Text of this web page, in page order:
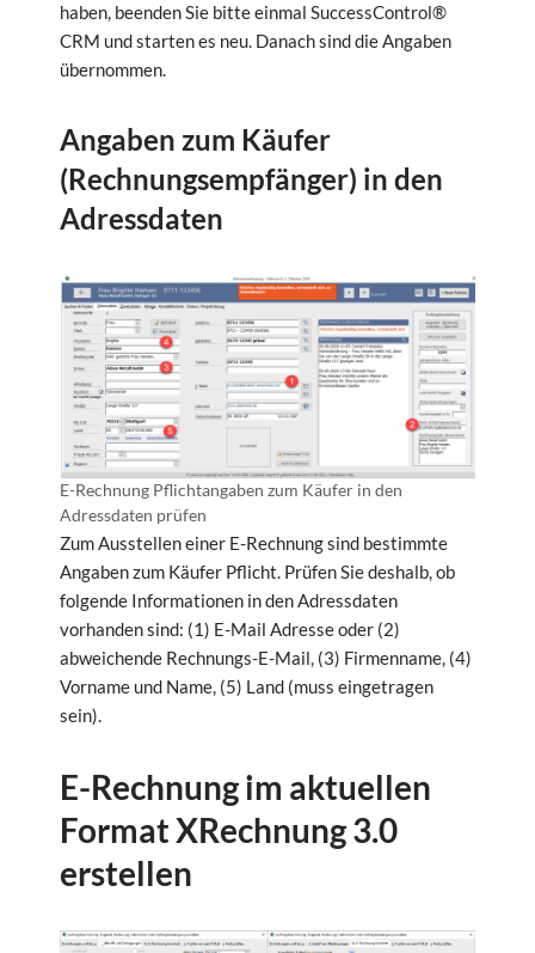
haben, beenden Sie bitte einmal SuccessControl®
CRM und starten es neu. Danach sind die Angaben
übernommen.
Angaben zum Käufer
(Rechnungsempfänger) in den
Adressdaten
E-Rechnung Pflichtangaben zum Käufer in den
Adressdaten prüfen
Zum Ausstellen einer E-Rechnung sind bestimmte
Angaben zum Käufer Pflicht. Prüfen Sie deshalb, ob
folgende Informationen in den Adressdaten
vorhanden sind: (1) E-Mail Adresse oder (2)
abweichende Rechnungs-E-Mail, (3) Firmenname, (4)
Vorname und Name, (5) Land (muss eingetragen
sein).
E-Rechnung im aktuellen
Format XRechnung 3.0
erstellen